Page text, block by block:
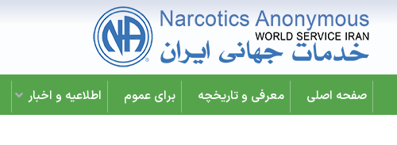
صفحه اصلی معرفی و تاریخچه برای عموم اطلاعیه و اخبار